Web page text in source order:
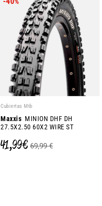
Cubiertas Mtb
Maxxis MINION DHF DH
27.5X2.50 60X2 WIRE ST
41,99 € 69,99 €